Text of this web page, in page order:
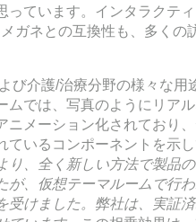
ています。インタラクテ
ガネとの互換性も、多くの
び介護/治療分野の様々な用
では、写真のようにリア
メーション化されており
いるコンポーネントを示
り、全く新しい方法で製品
が、仮想テーマルームで行
受けました。弊社は、実証